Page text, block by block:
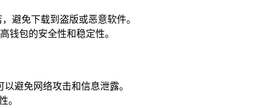
避免下载到盗版或恶意软件。
钱包的安全性和稳定性。
避免网络攻击和信息泄露。
。